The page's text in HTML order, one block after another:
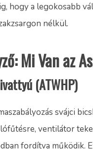
hogy a legokosabb
nélkül.
Mi Van az
(ATWHP)
svájci
ventilátor
fordítva működik.